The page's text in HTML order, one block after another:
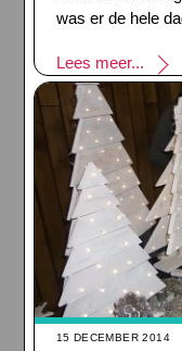
was er de hele
Lees meer...
15 DECEMBER 2014